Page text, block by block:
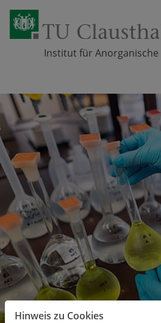
Zum Inhalt springen
Institut für
Hinweis zu Cookies